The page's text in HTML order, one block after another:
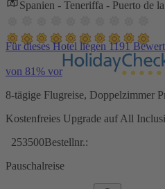
Spanien - Teneriffa - Puerto de
Für dieses Hotel liegen 1191
von 81% vor
8-tägige Flugreise, Doppelzimmer
Kostenfreies Upgrade auf All
253500Bestellnr.:
Pauschalreise